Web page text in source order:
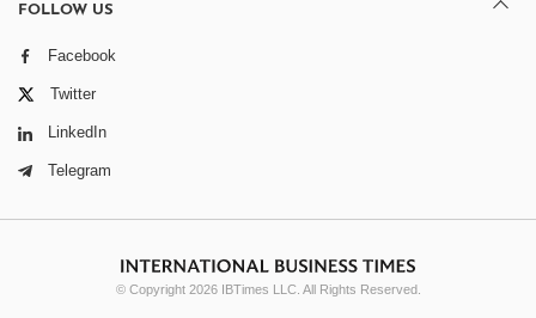
FOLLOW US
Facebook
Twitter
LinkedIn
Telegram
© Copyright 2026 IBTimes LLC. All Rights Reserved.